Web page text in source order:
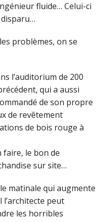
fluide… Celui-ci
problèmes, on se
l’auditorium de 200
qui a aussi
de son propre
de revêtement
de bois rouge à
faire, le bon de
sur site…
matinale qui augmente
l’architecte peut
les horribles